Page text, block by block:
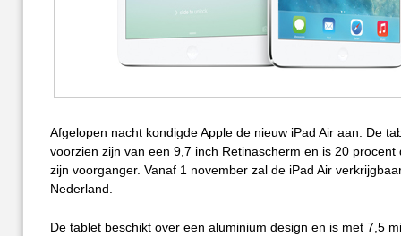
Afgelopen nacht kondigde Apple de nieuw iPad Air aan. De
voorzien zijn van een 9,7 inch Retinascherm en is 20 procent
zijn voorganger. Vanaf 1 november zal de iPad Air
Nederland.
De tablet beschikt over een aluminium design en is met 7,5